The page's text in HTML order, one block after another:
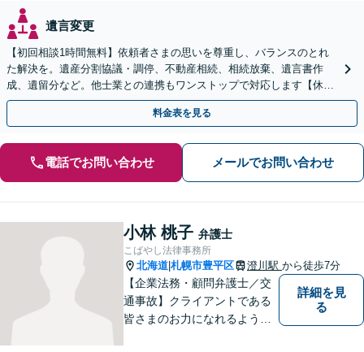
遺言変更
【初回相談1時間無料】依頼者さまの思いを尊重し、バランスのとれ
た解決を。遺産分割協議・調停、不動産相続、相続放棄、遺言書作
成、遺留分など。他士業との連携もワンストップで対応します【休
日・夜間面談OK】【すすきの駅2分】
料金表を見る
電話でお問い合わせ メールでお問い合わせ
小林 桃子 弁護士
こばやし法律事務所
北海道 札幌市豊平区 澄川駅 から徒歩7分
【企業法務・顧問弁護士／交
通事故】クライアントである
皆さまのお力になれるよう全
詳細を見
る